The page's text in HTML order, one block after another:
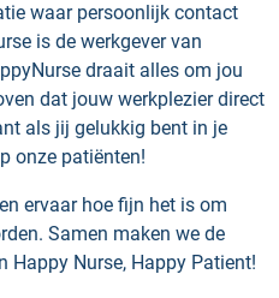
waar persoonlijk contact
is de werkgever van
draait alles om jou
dat jouw werkplezier direct
als jij gelukkig bent in je
onze patiënten!
ervaar hoe fijn het is om
Samen maken we de
Happy Nurse, Happy Patient!